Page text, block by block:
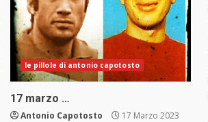
le pillole di antonio capotosto
17 marzo …
Antonio Capotosto 17 Marzo 2023